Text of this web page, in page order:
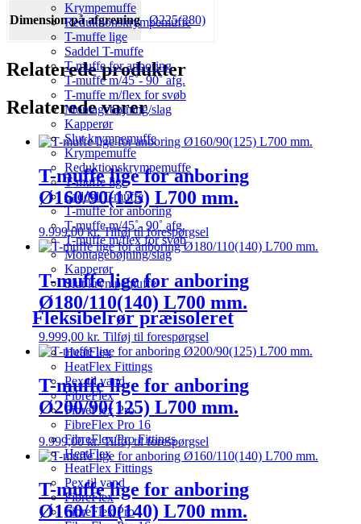
Krympemuffe
Reduktionskrympemuffe
T-muffe lige
Saddel T-muffe
T-muffe for anboring
T-muffe m/45˚- 90˚ afg.
T-muffe m/flex for svøb
Montagebøjning/slag
Kapperør
Slut krympemuffe
Krympemuffe
Reduktionskrympemuffe
T-muffe lige
Saddel T-muffe
T-muffe for anboring
T-muffe m/45˚- 90˚ afg.
T-muffe m/flex for svøb
Montagebøjning/slag
Kapperør
Slut krympemuffe
Fleksibelrør præisoleret
HeatFlex
HeatFlex Fittings
Pex til vand
FibreFlex
FibreFlex Pro
FibreFlex Pro 16
FibreFlex/Pro Fittings
HeatFlex
HeatFlex Fittings
Pex til vand
FibreFlex
FibreFlex Pro
Dimension på afgrening Ø225(280)
Relaterede produkter
Relaterede varer
T-muffe lige for anboring
Ø160/90(125) L700 mm.
9.999,00kr. Tilføj til forespørgsel
T-muffe lige for anboring
Ø180/110(140) L700 mm.
9.999,00 kr. Tilføj til forespørgsel
T-muffe lige for anboring
Ø200/90(125) L700 mm.
9.999,00kr. Tilføj til forespørgsel
T-muffe lige for anboring
Ø160/110(140) L700 mm.